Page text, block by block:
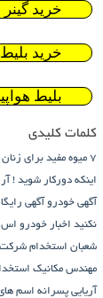
خرید گینر
خرید بلیط
بلیط
کلمات کلیدی
7 میوه مفید برای زنان باردار
اینکه دورکار شوید !
آگهی خودرو آگهی
نکنید اخبار خودرو اس
شعبان استخدام
مهندس مکانیک
آریایی پسرانه اسم